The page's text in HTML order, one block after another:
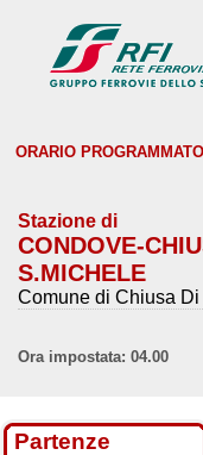
ORARIO
Stazione di
CONDOVE-
S.MICHELE
Comune di Chiusa
Ora impostata: 04.00
Partenze